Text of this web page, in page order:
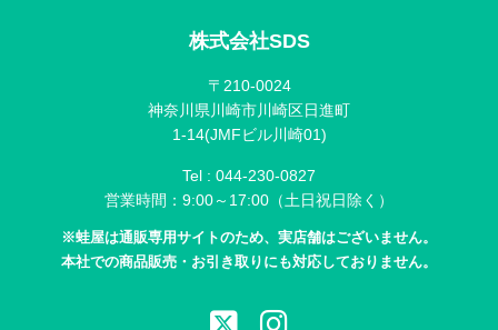
株式会社SDS
〒210-0024
神奈川県川崎市川崎区日進町
1-14(JMFビル川崎01)
Tel : 044-230-0827
営業時間：9:00～17:00（土日祝日除く）
※蛙屋は通販専用サイトのため、実店舗はございません。
本社での商品販売・お引き取りにも対応しておりません。